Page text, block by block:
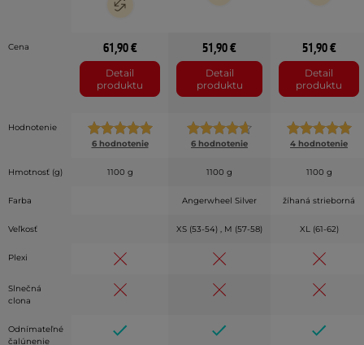
Cena 61,90 €
Detail
produktu
51,90 €
Detail
produktu
51,90 €
Detail
produktu
Hodnotenie
6 hodnotenie
6 hodnotenie 4 hodnotenie
Hmotnosť (g) 1100 g 1100 g 1100 g
Farba Angerwheel Silver žíhaná strieborná
Veľkosť XS (53-54) , M (57-58) XL (61-62)
Plexi
Slnečná
clona
Odnímateľné
čalúnenie